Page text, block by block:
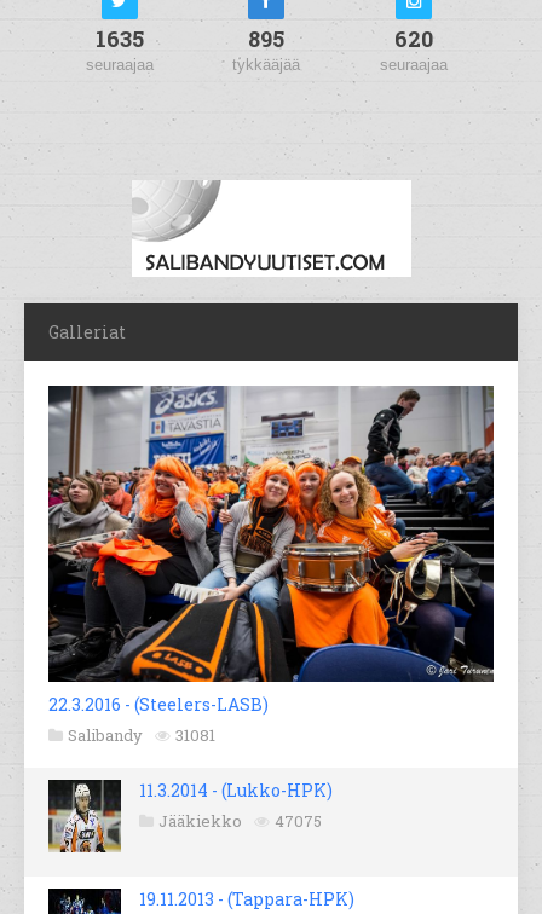
1635
seuraajaa
895
tykkääjää
620
seuraajaa
Galleriat
22.3.2016 - (Steelers-LASB)
Salibandy 31081
11.3.2014 - (Lukko-HPK)
Jääkiekko 47075
19.11.2013 - (Tappara-HPK)